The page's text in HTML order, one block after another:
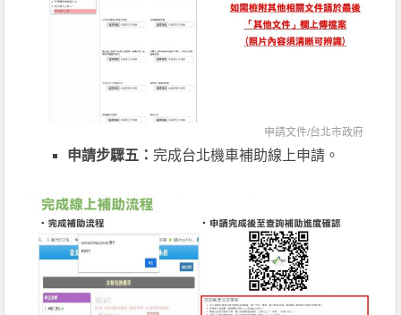
申請文件/台北市政府
申請步驟五： 完成台北機車補助線上申請。